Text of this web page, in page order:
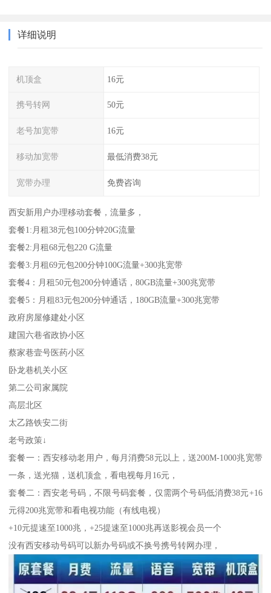
详细说明
机顶盒 16元
携号转网 50元
老号加宽带 16元
移动加宽带 最低消费38元
宽带办理 免费咨询
西安新用户办理移动套餐，流量多，
套餐1:月租38元包100分钟20G流量
套餐2:月租68元包220 G流量
套餐3:月租69元包200分钟100G流量+300兆宽带
套餐4：月租50元包200分钟通话，80GB流量+300兆宽带
套餐5：月租83元包200分钟通话，180GB流量+300兆宽带
政府房屋修建处小区
建国六巷省政协小区
蔡家巷壹号医药小区
卧龙巷机关小区
第二公司家属院
高层北区
太乙路铁安二街
老号政策↓
套餐一：西安移动老用户，每月消费58元以上，送200M-1000兆宽带
一条，送光猫，送机顶盒，看电视每月16元，
套餐二：西安老号码，不限号码套餐，仅需两个号码低消费38元+16
元得200兆宽带和看电视功能（有线电视）
+10元提速至1000兆，+25提速至1000兆再送影视会员一个
没有西安移动号码可以新办号码或不换号携号转网办理，